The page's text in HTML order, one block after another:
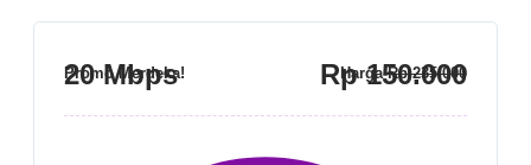
Promo Merdeka!
20 Mbps HargaRp 235.000
Rp 150.000